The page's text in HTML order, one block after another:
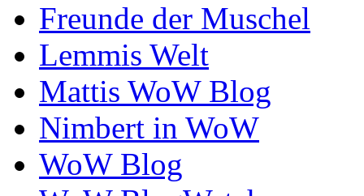
Freunde der Muschel
Lemmis Welt
Mattis WoW Blog
Nimbert in WoW
WoW Blog